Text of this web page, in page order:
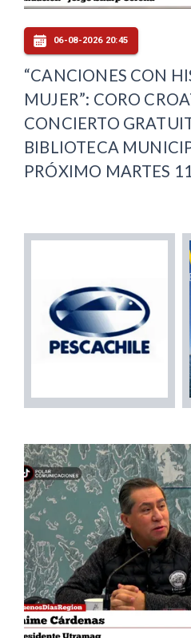
06-08-2026 20:45
“CANCIONES CON
MUJER”: CORO
CONCIERTO
BIBLIOTECA
PRÓXIMO MARTES